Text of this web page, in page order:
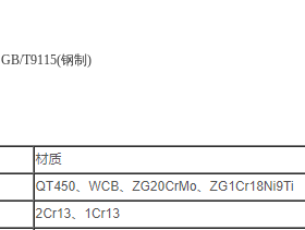
T9115(钢制)